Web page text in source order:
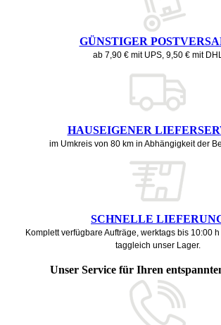
GÜNSTIGER
ab 7,90 € mit UPS, 9,50 € mit
HAUSEIGENER
im Umkreis von 80 km in Abhängigkeit der
SCHNELLE
Komplett verfügbare Aufträge, werktags bis 10:00
taggleich unser Lager.
Unser Service für Ihren